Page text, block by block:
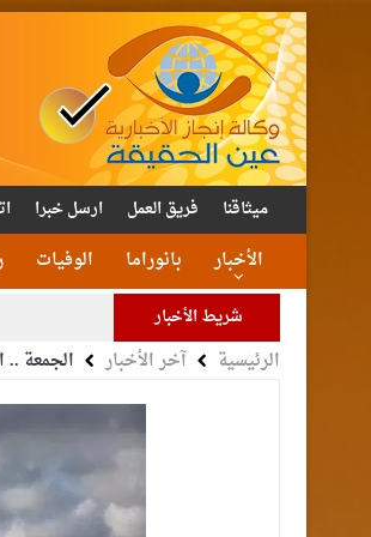
ميثاقنا فريق العمل ارسل خبرا
الأخبار بانوراما الوفيات
شريط الأخبار
الرئيسية آخر الأخبار الجمعة